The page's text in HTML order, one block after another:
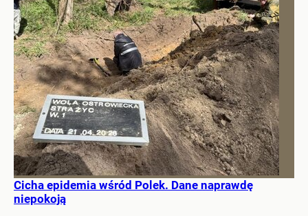
Cicha epidemia wśród Polek. Dane naprawdę
niepokoją